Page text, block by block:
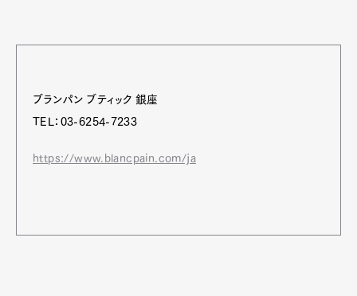
ブランパン ブティック 銀座
TEL：03-6254-7233
https://www.blancpain.com/ja